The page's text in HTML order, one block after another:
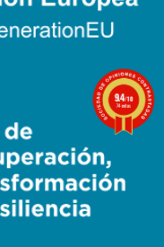
9.4/10
74 notas